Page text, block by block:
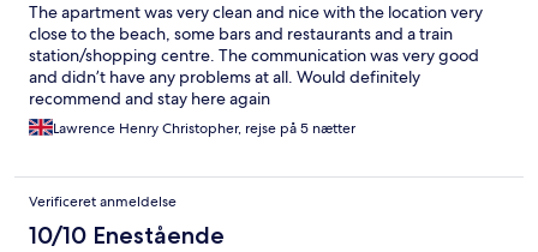
The apartment was very clean and nice with the location very
close to the beach, some bars and restaurants and a train
station/shopping centre. The communication was very good
and didn’t have any problems at all. Would definitely
recommend and stay here again
Lawrence Henry Christopher, rejse på 5 nætter
Verificeret anmeldelse
10/10 Enestående